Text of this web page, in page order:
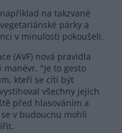
na takzvané
párky a
v minulosti pokoušeli.
(AVF) nová pravidla
"Je to gesto
kteří se cítí být
všechny jejich
před hlasováním a
v budoucnu mohli